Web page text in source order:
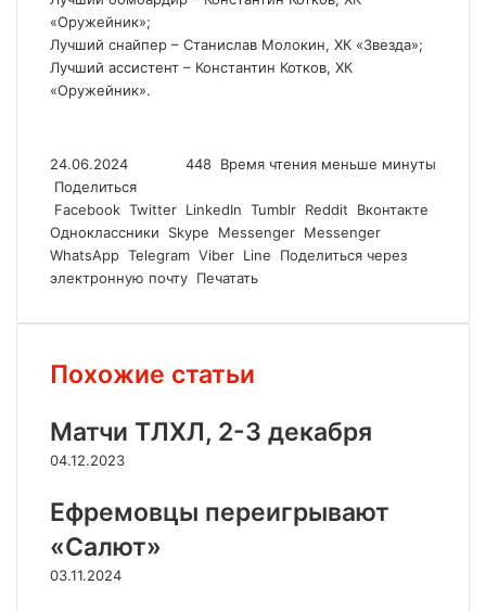
«Оружейник»;
Лучший снайпер – Станислав Молокин, ХК «Звезда»;
Лучший ассистент – Константин Котков, ХК
«Оружейник».
24.06.2024 448 Время чтения меньше минуты
Поделиться
Facebook Twitter LinkedIn Tumblr Reddit
Вконтакте
Одноклассники
Skype Messenger Messenger
WhatsApp Telegram Viber Line
Поделиться через
электронную почту Печатать
Похожие статьи
Матчи ТЛХЛ, 2-3 декабря
04.12.2023
Ефремовцы переигрывают
«Салют»
03.11.2024